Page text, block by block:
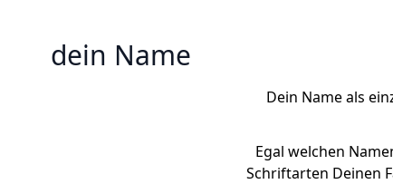
dein Name
Dein Name als
Egal welchen
Schriftarten Deinen